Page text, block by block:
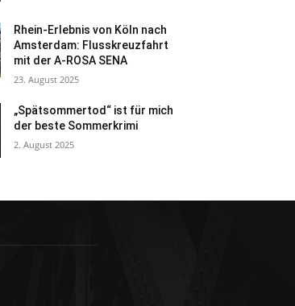
Rhein-Erlebnis von Köln nach
Amsterdam: Flusskreuzfahrt
mit der A-ROSA SENA
23. August 2025
„Spätsommertod“ ist für mich
der beste Sommerkrimi
2. August 2025